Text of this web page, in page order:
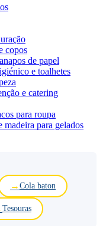
copos
de papel
e toalhetes
e catering
para roupa
madeira para gelados
Cola baton
Tesouras